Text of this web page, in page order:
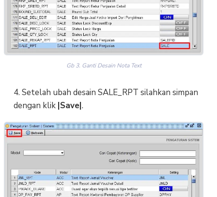
Gb 3. Ganti Desain Nota Text
4. Setelah ubah desain SALE_RPT silahkan simpan
dengan klik |Save|.